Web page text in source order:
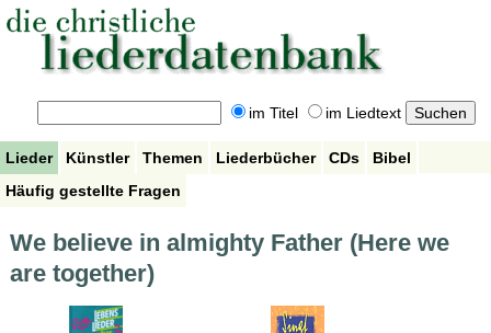
im Titel im Liedtext
Lieder Künstler Themen Liederbücher CDs
Bibel
Häufig gestellte Fragen
We believe in almighty Father (Here we
are together)